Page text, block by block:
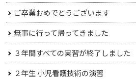
ご卒業おめでとうございます
無事に行って帰ってきました
３年間すべての実習が終了しました
２年生 小児看護技術の演習